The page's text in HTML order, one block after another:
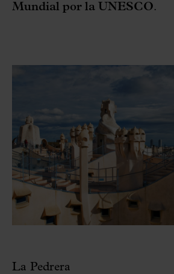
Mundial por la UNESCO.
La Pedrera